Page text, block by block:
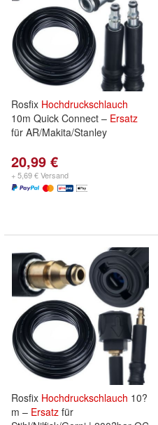
Rosfix Hochdruckschlauch
10m Quick Connect – Ersatz
für AR/Makita/Stanley
20,99 €
+ 5,69 € Versand
Rosfix Hochdruckschlauch 10?
m – Ersatz für